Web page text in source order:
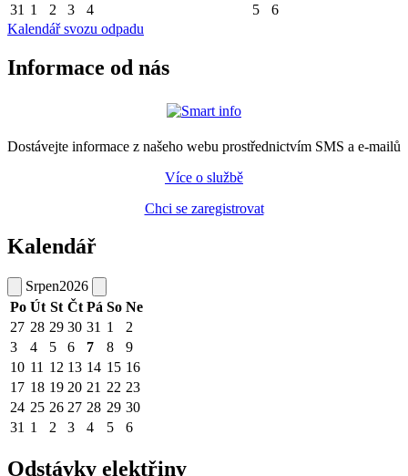
31 1 2 3 4 5
6
Kalendář svozu odpadu
Informace od nás
Dostávejte informace z našeho webu prostřednictvím SMS a e-mailů
Více o službě
Chci se zaregistrovat
Kalendář
Srpen2026
Po Út St Čt Pá So Ne
27 28 29 30 31 1
2
3
4 5 6 7 8
9
10 11 12 13 14 15 16
17 18 19 20 21 22 23
24 25 26 27 28 29 30
31 1 2 3 4 5 6
Odstávky elektřiny